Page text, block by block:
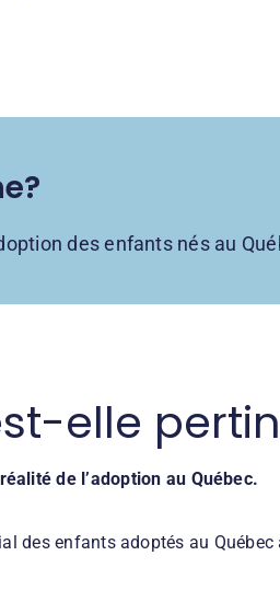
des enfants nés au
elle
de l’adoption au Québec.
des enfants adoptés au